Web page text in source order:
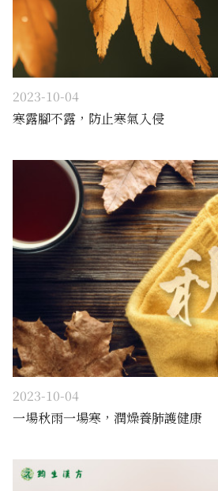
2023-10-04
寒露腳不露，防止寒氣入侵
2023-10-04
一場秋雨一場寒，潤燥養肺護健康